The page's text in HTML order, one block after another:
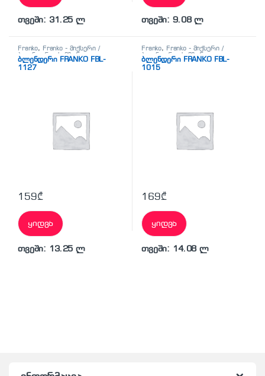
თვეში: 31.25 ლ თვეში: 9.08 ლ
Franko, Franko - მიქსერი /
ბლენდერი
სამზარეულო
ტექნიკა
ბლენდერი FRANKO FBL-
1127
159₾
ყიდვა
თვეში: 13.25 ლ
Franko, Franko - მიქსერი /
ბლენდერი
სამზარეულო
ტექნიკა
ბლენდერი FRANKO FBL-
1015
169₾
ყიდვა
თვეში: 14.08 ლ